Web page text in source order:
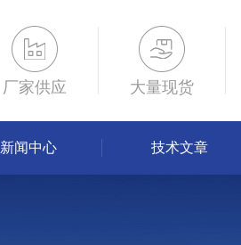
厂家供应 大量现货
新闻中心 技术文章